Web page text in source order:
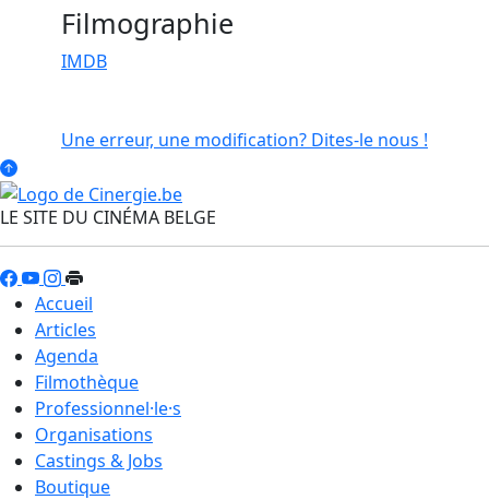
Filmographie
IMDB
Une erreur, une modification? Dites-le nous !
LE SITE DU CINÉMA BELGE
Accueil
Articles
Agenda
Filmothèque
Professionnel·le·s
Organisations
Castings & Jobs
Boutique